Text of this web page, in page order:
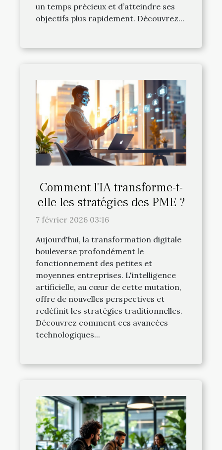
un temps précieux et d’atteindre ses
objectifs plus rapidement. Découvrez...
Comment l'IA transforme-t-
elle les stratégies des PME ?
7 février 2026 03:16
Aujourd'hui, la transformation digitale
bouleverse profondément le
fonctionnement des petites et
moyennes entreprises. L'intelligence
artificielle, au cœur de cette mutation,
offre de nouvelles perspectives et
redéfinit les stratégies traditionnelles.
Découvrez comment ces avancées
technologiques...